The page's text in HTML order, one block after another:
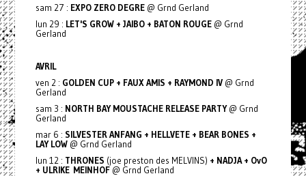
sam 27 : EXPO ZERO DEGRE@ Grnd Gerland
lun 29 : LET'S GROW + JAIBO + BATON ROUGE@ Grnd
Gerland
AVRIL
ven 2 : GOLDEN CUP + FAUX AMIS + RAYMOND IV@ Grnd
Gerland
sam 3 : NORTH BAY MOUSTACHE RELEASE PARTY@ Grnd
Gerland
mar 6 : SILVESTER ANFANG + HELLVETE + BEAR BONES +
LAY LOW@ Grnd Gerland
lun 12 : THRONES (joe preston des MELVINS) + NADJA + OvO
+ ULRIKE MEINHOF@ Grnd Gerland